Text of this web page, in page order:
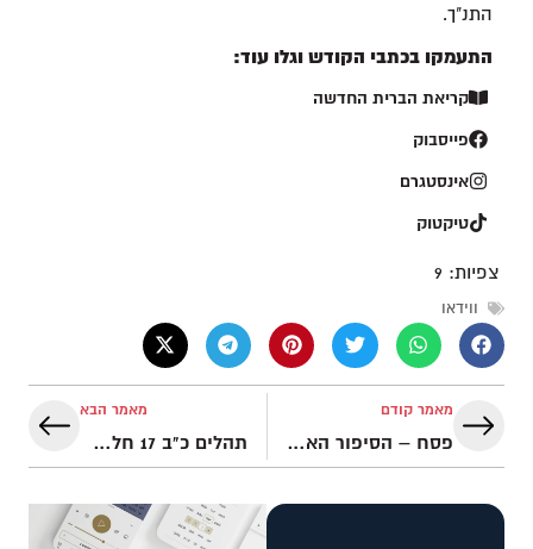
התנ"ך.
התעמקו בכתבי הקודש וגלו עוד:
קריאת הברית החדשה
פייסבוק
אינסטגרם
טיקטוק
צפיות: 9
ווידאו
מאמר קודם
פסח – הסיפור האמיתי
מאמר הבא
תהלים כ"ב 17 חלק 1 – כארי/כארו/כרו? | נבואות המשיח בתנ"ך